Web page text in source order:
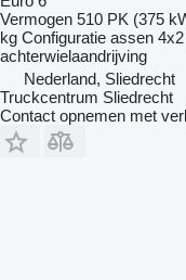
Vermogen 510 PK (375
kg Configuratie assen 4x2
achterwielaandrijving
Nederland, Sliedrecht
Truckcentrum Sliedrecht
Contact opnemen met